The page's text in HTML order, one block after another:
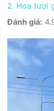
2. Hoa tươi
Đánh giá: